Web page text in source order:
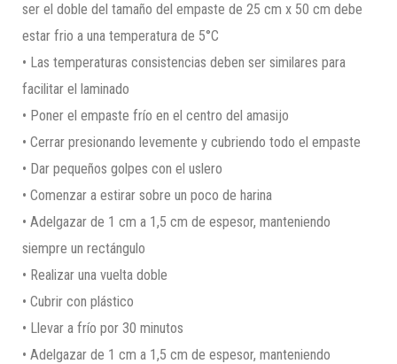
ser el doble del tamaño del empaste de 25 cm x 50 cm debe
estar frio a una temperatura de 5°C
• Las temperaturas consistencias deben ser similares para
facilitar el laminado
• Poner el empaste frío en el centro del amasijo
• Cerrar presionando levemente y cubriendo todo el empaste
• Dar pequeños golpes con el uslero
• Comenzar a estirar sobre un poco de harina
• Adelgazar de 1 cm a 1,5 cm de espesor, manteniendo
siempre un rectángulo
• Realizar una vuelta doble
• Cubrir con plástico
• Llevar a frío por 30 minutos
• Adelgazar de 1 cm a 1,5 cm de espesor, manteniendo